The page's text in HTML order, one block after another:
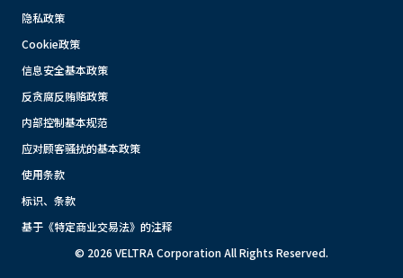
隐私政策
Cookie政策
信息安全基本政策
反贪腐反贿赂政策
内部控制基本规范
应对顾客骚扰的基本政策
使用条款
标识、条款
基于《特定商业交易法》的注释
© 2026 VELTRA Corporation All Rights Reserved.